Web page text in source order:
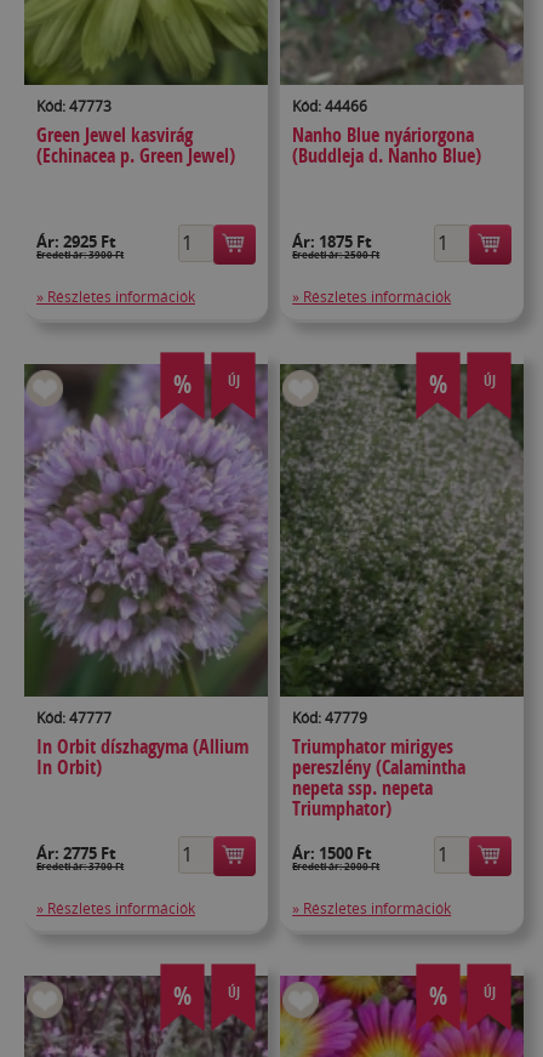
Kód: 47773
Green Jewel kasvirág
(Echinacea p. Green Jewel)
Ár: 2925 Ft
Eredeti ár: 3900 Ft
» Részletes információk
Kód: 44466
Nanho Blue nyáriorgona
(Buddleja d. Nanho Blue)
Ár: 1875 Ft
Eredeti ár: 2500 Ft
» Részletes információk
% ÚJ
Kód: 47777
In Orbit díszhagyma (Allium
In Orbit)
Ár: 2775 Ft
Eredeti ár: 3700 Ft
» Részletes információk
% ÚJ
Kód: 47779
Triumphator mirigyes
pereszlény (Calamintha
nepeta ssp. nepeta
Triumphator)
Ár: 1500 Ft
Eredeti ár: 2000 Ft
» Részletes információk
% ÚJ % ÚJ